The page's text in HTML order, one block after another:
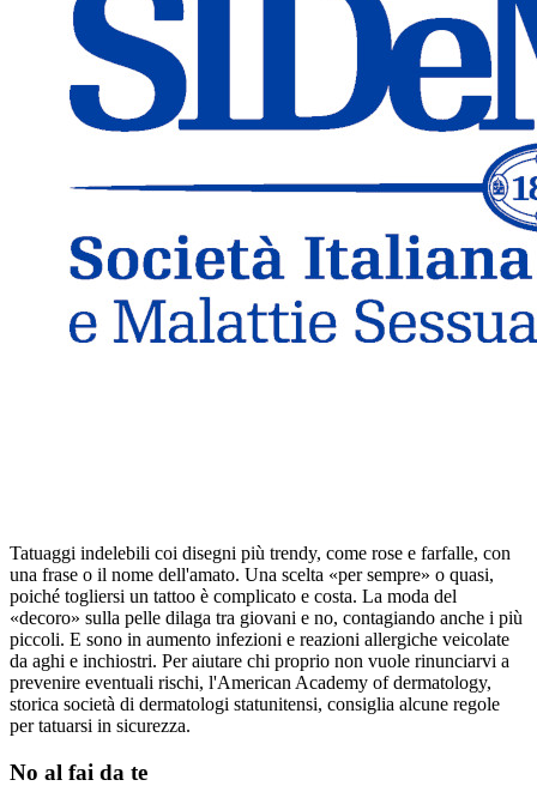
Tatuaggi indelebili coi disegni più trendy, come rose e farfalle, con
una frase o il nome dell'amato. Una scelta «per sempre» o quasi,
poiché togliersi un tattoo è complicato e costa. La moda del
«decoro» sulla pelle dilaga tra giovani e no, contagiando anche i più
piccoli. E sono in aumento infezioni e reazioni allergiche veicolate
da aghi e inchiostri. Per aiutare chi proprio non vuole rinunciarvi a
prevenire eventuali rischi, l'American Academy of dermatology,
storica società di dermatologi statunitensi, consiglia alcune regole
per tatuarsi in sicurezza.
No al fai da te